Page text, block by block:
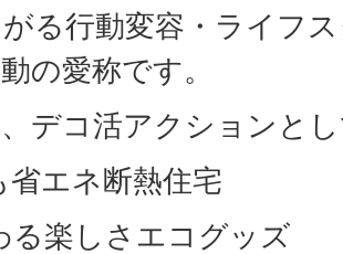
る行動変容・ライフ
の愛称です。
デコ活アクションと
エネ断熱住宅
る楽しさエコグッズ